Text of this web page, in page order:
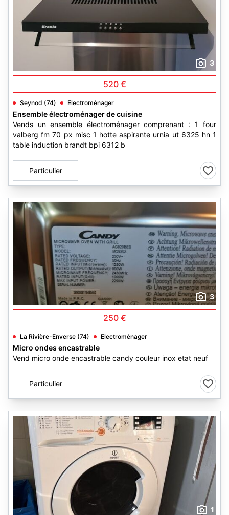
3
520 €
Seynod (74) Electroménager
Ensemble électroménager de cuisine
Vends un ensemble électroménager comprenant : 1 four
valberg fm 70 px misc 1 hotte aspirante urnia ut 6325 hn 1
table induction brandt bpi 6312 b
Particulier
3
250 €
La Rivière-Enverse (74) Electroménager
Micro ondes encastrable
Vend micro onde encastrable candy couleur inox etat neuf
Particulier
1